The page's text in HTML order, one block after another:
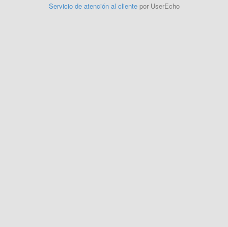
Servicio de atención al cliente por UserEcho